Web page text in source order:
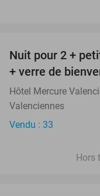
Nuit pour 2 +
+ verre de
Hôtel Mercure
Valenciennes
Vendu : 33
Hors